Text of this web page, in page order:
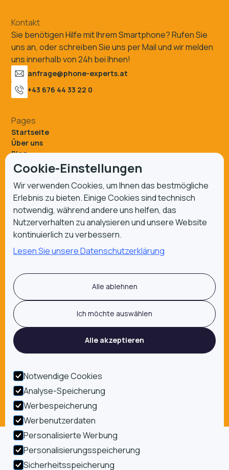
Kontakt
Sie benötigen Hilfe mit Ihrem Smartphone? Rufen Sie
uns an, oder schreiben Sie uns per Mail und wir melden
uns innerhalb von 24h bei Ihnen!
anfrage@phone-experts.at
+43 676 44 33 22 0
Pages
Startseite
Über uns
Blog
FAQs
Stores
Kontakt
Reparatur
Filialen
City Arkaden Klagenfurt Plus
City Arkaden Klagenfurt
BahnhofCity Wien West 2
BahnhofCity Wien West 1
Auhofcenter
Reviews
4.7
Read reviews
Powered By
DatenschutzImpressumAGB
Cookie-Einstellungen
Wir verwenden Cookies, um Ihnen das bestmögliche
Erlebnis zu bieten. Einige Cookies sind technisch
notwendig, während andere uns helfen, das
Nutzerverhalten zu analysieren und unsere Website
kontinuierlich zu verbessern.
Lesen Sie unsere Datenschutzerklärung
Alle ablehnen
Ich möchte auswählen
Alle akzeptieren
Notwendige Cookies
Analyse-Speicherung
Werbespeicherung
Werbenutzerdaten
Personalisierte Werbung
Personalisierungsspeicherung
Sicherheitsspeicherung